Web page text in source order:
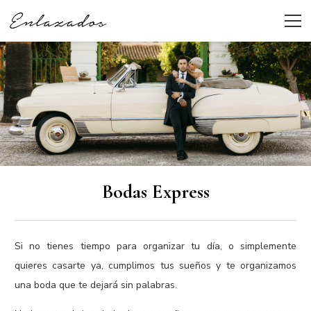
Bodas Express
Si no tienes tiempo para organizar tu día, o simplemente
quieres casarte ya, cumplimos tus sueños y te organizamos
una boda que te dejará sin palabras.